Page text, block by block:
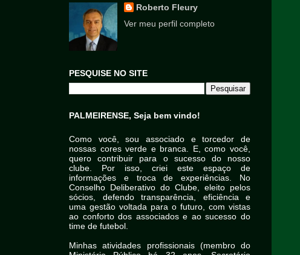
Roberto Fleury
Ver meu perfil completo
PESQUISE NO SITE
PALMEIRENSE, Seja bem vindo!
Como você, sou associado e torcedor de
nossas cores verde e branca. E, como você,
quero contribuir para o sucesso do nosso
clube. Por isso, criei este espaço de
informações e troca de experiências. No
Conselho Deliberativo do Clube, eleito pelos
sócios, defendo transparência, eficiência e
uma gestão voltada para o futuro, com vistas
ao conforto dos associados e ao sucesso do
time de futebol.
Minhas atividades profissionais (membro do